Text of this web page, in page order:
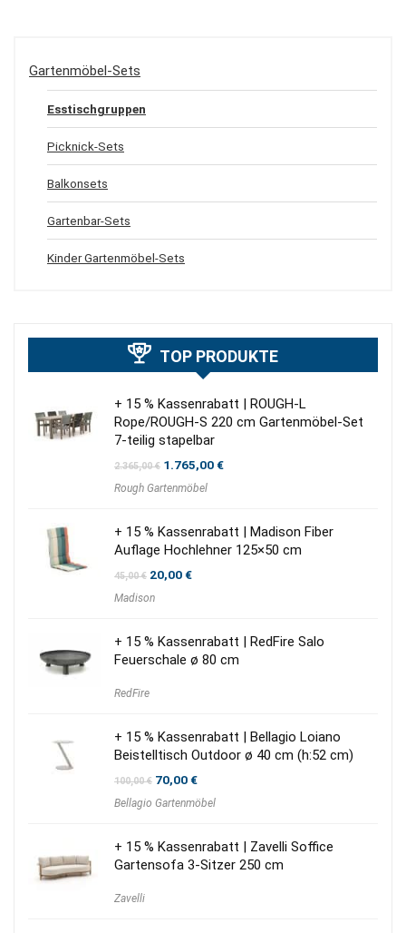
Gartenmöbel-Sets
Esstischgruppen
Picknick-Sets
Balkonsets
Gartenbar-Sets
Kinder Gartenmöbel-Sets
TOP PRODUKTE
+ 15 % Kassenrabatt | ROUGH-L
Rope/ROUGH-S 220 cm Gartenmöbel-Set
7-teilig stapelbar
2.365,00€ Ursprünglicher
war:
1.765,00€Aktueller
Rough Gartenmöbel
+ 15 % Kassenrabatt | Madison Fiber
Auflage Hochlehner 125×50 cm
45,00€ Ursprünglicher
war:
20,00€Aktueller
Madison
+ 15 % Kassenrabatt | RedFire Salo
Feuerschale ø 80 cm
RedFire
+ 15 % Kassenrabatt | Bellagio Loiano
Beistelltisch Outdoor ø 40 cm (h:52 cm)
100,00€ Ursprünglicher
war:
70,00€Aktueller
ist:
Bellagio Gartenmöbel
+ 15 % Kassenrabatt | Zavelli Soffice
Gartensofa 3-Sitzer 250 cm
Zavelli